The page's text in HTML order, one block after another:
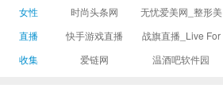
_菜谱家常菜做法大
食食谱_健康饮食小
女性
时尚头条网
LADYMAX.cn|国内
无忧爱美网_整形美
容门户
直播
快手游戏直播
战旗直播_Live For
Gamers丨天生爱
收集
爱链网 温酒吧软件园